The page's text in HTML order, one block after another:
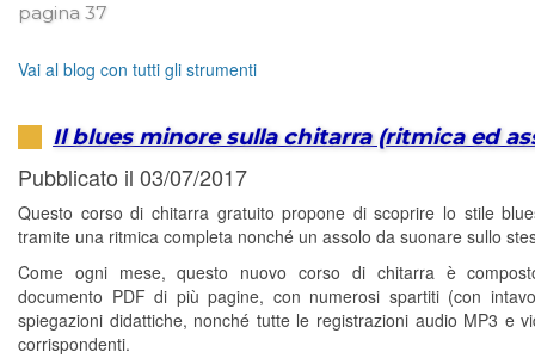
pagina 37
Vai al blog con tutti gli strumenti
Il blues minore sulla chitarra (ritmica ed
Pubblicato il 03/07/2017
Questo corso di chitarra gratuito propone di scoprire lo stile
tramite una ritmica completa nonché un assolo da suonare sullo
Come ogni mese, questo nuovo corso di chitarra è
documento PDF di più pagine, con numerosi spartiti (con
spiegazioni didattiche, nonché tutte le registrazioni audio MP3 e
corrispondenti.